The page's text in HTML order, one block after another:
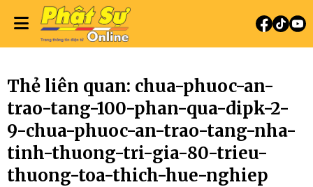
Thẻ liên quan: chua-phuoc-an-
trao-tang-100-phan-qua-dipk-2-
9-chua-phuoc-an-trao-tang-nha-
tinh-thuong-tri-gia-80-trieu-
thuong-toa-thich-hue-nghiep